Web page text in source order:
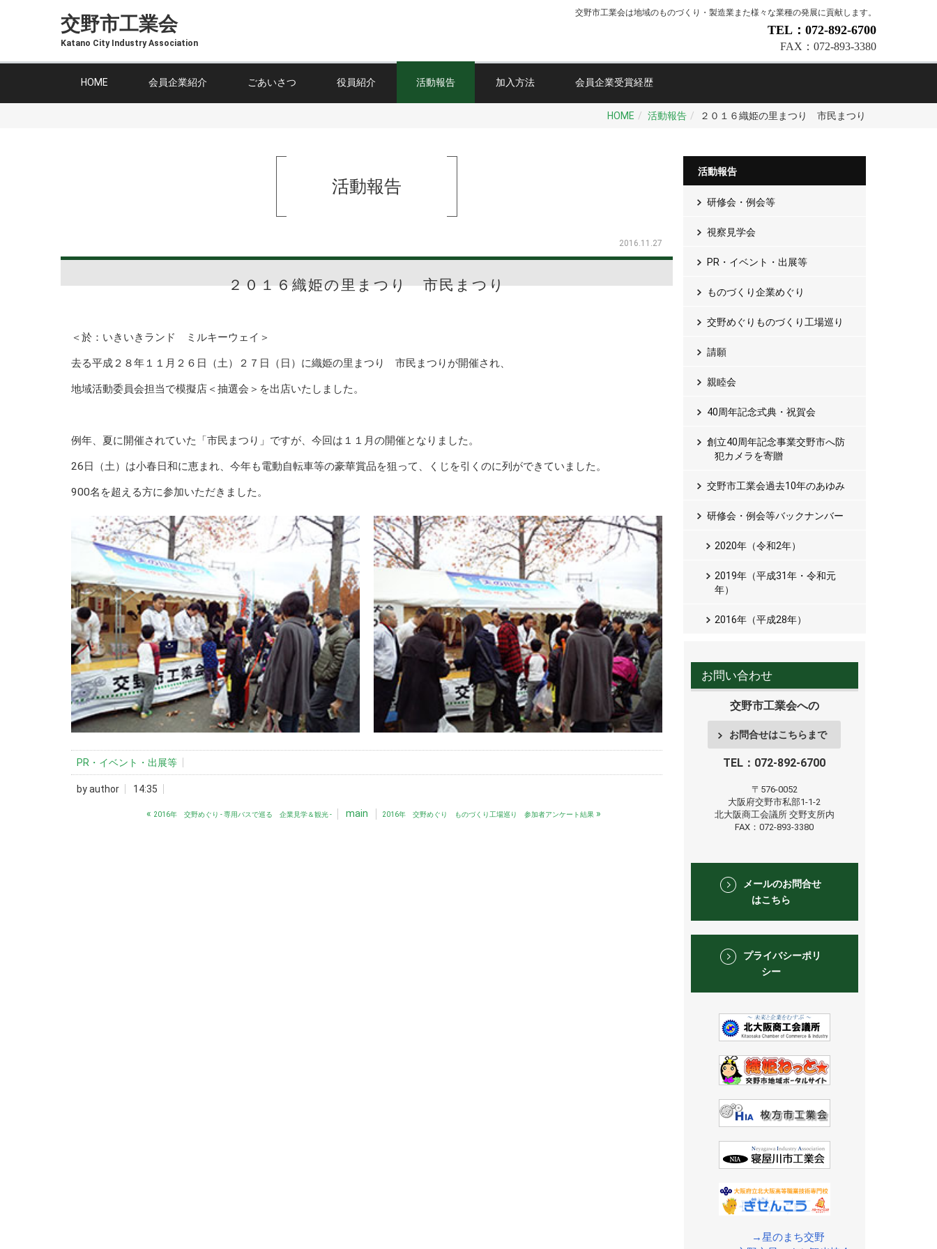
交野市工業会は地域のものづくり・製造業また様々な業種の発展に貢献します。
交野市工業会
Katano City Industry Association
TEL：072-892-6700
FAX：072-893-3380
HOME 会員企業紹介 ごあいさつ 役員紹介 活動報告 加入方法 会員企業受賞経歴
HOME 活動報告 ２０１６織姫の里まつり 市民まつり
活動報告
2016.11.27
２０１６織姫の里まつり 市民まつり
＜於：いきいきランド ミルキーウェイ＞
去る平成２８年１１月２６日（土）２７日（日）に織姫の里まつり 市民まつりが開催され、
地域活動委員会担当で模擬店＜抽選会＞を出店いたしました。
例年、夏に開催されていた「市民まつり」ですが、今回は１１月の開催となりました。
26日（土）は小春日和に恵まれ、今年も電動自転車等の豪華賞品を狙って、くじを引くのに列ができていました。
900名を超える方に参加いただきました。
PR・イベント・出展等
byauthor 14:35
« 2016年 交野めぐり - 専用バスで巡る 企業見学＆観光 - main 2016年 交野めぐり ものづくり工場巡り 参加者アンケート結果»
活動報告
研修会・例会等
視察見学会
PR・イベント・出展等
ものづくり企業めぐり
交野めぐりものづくり工場巡り
請願
親睦会
40周年記念式典・祝賀会
創立40周年記念事業交野市へ防
犯カメラを寄贈
交野市工業会過去10年のあゆみ
研修会・例会等バックナンバー
2020年（令和2年）
2019年（平成31年・令和元
年）
2016年（平成28年）
お問い合わせ
交野市工業会への
お問合せはこちらまで
TEL：072-892-6700
〒576-0052
大阪府交野市私部1-1-2
北大阪商工会議所 交野支所内
FAX：072-893-3380
メールのお問合せ
はこちら
プライバシーポリ
シー
→星のまち交野